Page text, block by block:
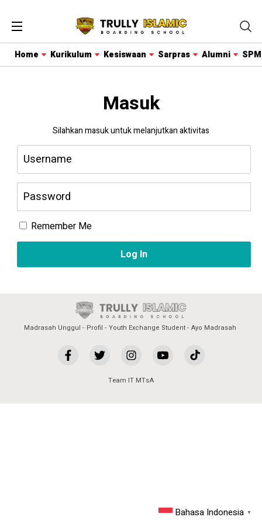
Home Kurikulum Kesiswaan Sarpras Alumni
Masuk
Silahkan masuk untuk melanjutkan aktivitas
Remember Me
Madrasah Unggul Profil Youth Exchange Student Ayo Madrasah
Team IT MTsA
Bahasa Indonesia ▼